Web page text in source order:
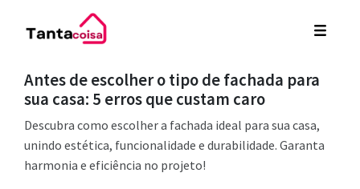
Antes de escolher o tipo de fachada para
sua casa: 5 erros que custam caro
Descubra como escolher a fachada ideal para sua casa,
unindo estética, funcionalidade e durabilidade. Garanta
harmonia e eficiência no projeto!